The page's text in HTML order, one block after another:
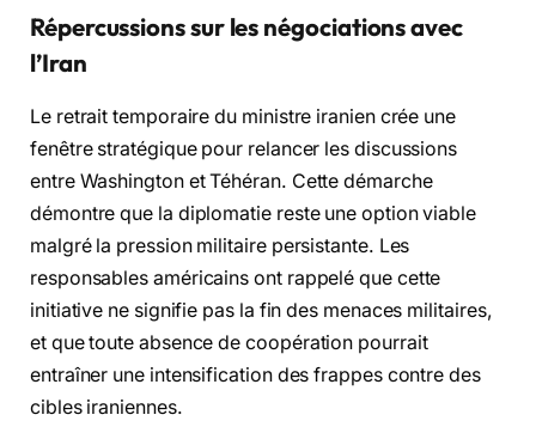
Répercussions sur les négociations avec
l’Iran
Le retrait temporaire du ministre iranien crée une
fenêtre stratégique pour relancer les discussions
entre Washington et Téhéran. Cette démarche
démontre que la diplomatie reste une option viable
malgré la pression militaire persistante. Les
responsables américains ont rappelé que cette
initiative ne signifie pas la fin des menaces militaires,
et que toute absence de coopération pourrait
entraîner une intensification des frappes contre des
cibles iraniennes.